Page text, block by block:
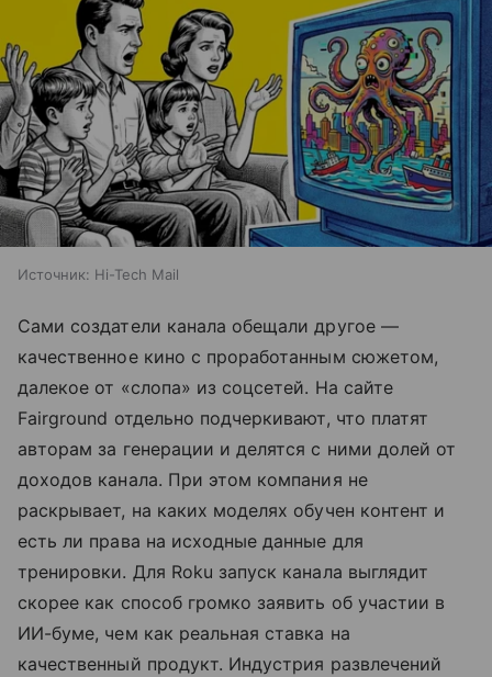
Источник: Hi-Tech Mail
Сами создатели канала обещали другое —
качественное кино с проработанным сюжетом,
далекое от «слопа» из соцсетей. На сайте
Fairground отдельно подчеркивают, что платят
авторам за генерации и делятся с ними долей от
доходов канала. При этом компания не
раскрывает, на каких моделях обучен контент и
есть ли права на исходные данные для
тренировки. Для Roku запуск канала выглядит
скорее как способ громко заявить об участии в
ИИ-буме, чем как реальная ставка на
качественный продукт. Индустрия развлечений